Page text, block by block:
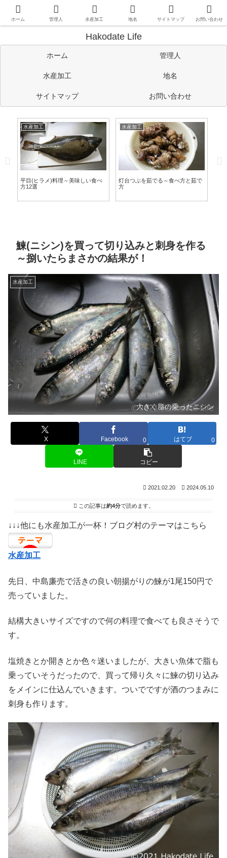
ています。
Hakodate Life
ホーム 管理人
水産加工 地名
サイトマップ お問い合わせ
茹でる～食べ方と茹で
灯台つぶを炭火焼にする～こいつ
はBBQに一番ピッタリのつぶ貝
水産加工
マグロの心臓(ホシ)
鰊(ニシン)を買って切り込みと刺身を作る
～捌いたらまさかの結果が！
水産加工
大きく脂の乗ったニシン
X Facebook 0 はてブ 0
LINE コピー
2021.02.20 2024.05.10
この記事は約4分で読めます。
↓↓↓他にも水産加工が一杯！ブログ村のテーマはこちら
水産加工
先日、中島廉売で活きの良い朝揚がりの鰊が1尾150円で
売っていました。
結構大きいサイズですので何の料理で食べても良さそうで
す。
塩焼きとか開きとか色々迷いましたが、大きい魚体で脂も
乗っていそうだったので、買って帰り久々に鰊の切り込み
をメインに仕込んでいきます。ついでですが酒のつまみに
刺身も作ります。
ホーム 管理人 水産加工 地名 サイトマップ お問い合わせ